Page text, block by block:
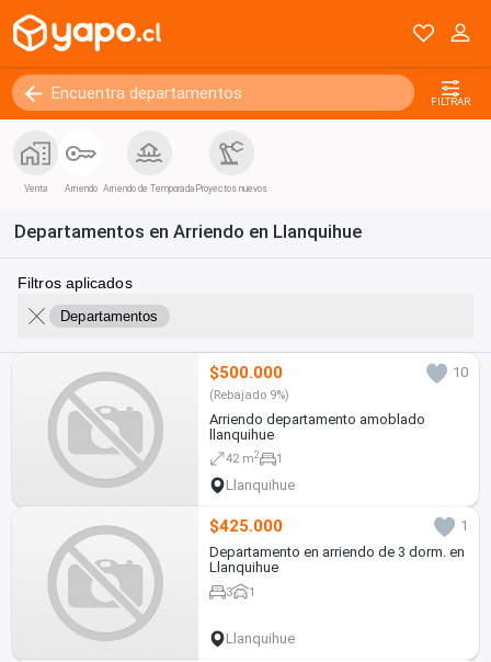
FILTRAR
Venta Arriendo Arriendo de Temporada Proyectos nuevos
Departamentos en Arriendo en Llanquihue
Filtros aplicados
Departamentos
$500.000 10
(Rebajado 9%)
Arriendo departamento amoblado
llanquihue
42 m2 1
Llanquihue
$425.000
1
Departamento en arriendo de 3 dorm. en
Llanquihue
3 1
Llanquihue